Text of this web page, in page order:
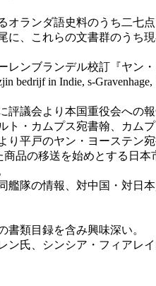
ランダ語史料のうち二七
、これらの文書群のうち
ンブランデル校訂『ヤン
bedrijf in Indie, s-
議会より本国重役会への
・カムプス宛書翰、カム
平戸のヤン・ヨーステン宛
品の移送を始めとする日本
隊の情報、対中国・対日
類目録を含み興味深い。
氏、シンシア・フィアレ